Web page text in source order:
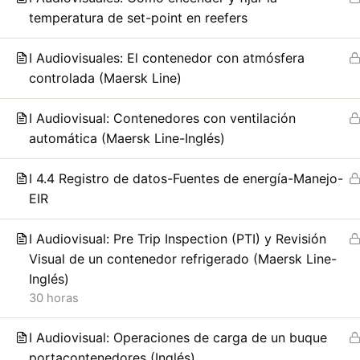
Investigación de daños a
contenedores
de registros de
condición del producto,
transferencia de carga.
temperatura de set-point en reefers
I Audiovisuales: El contenedor con atmósfera
controlada (Maersk Line)
I Audiovisual: Contenedores con ventilación
automática (Maersk Line-Inglés)
I 4.4 Registro de datos-Fuentes de energía-Manejo-
EIR
I Audiovisual: Pre Trip Inspection (PTI) y Revisión
Visual de un contenedor refrigerado (Maersk Line-
Inglés)
30 horas
I Audiovisual: Operaciones de carga de un buque